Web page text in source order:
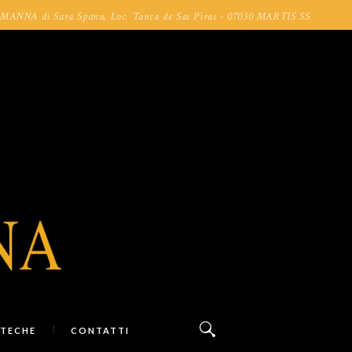
di Sara Spanu, Loc. Tanca de Sas Piras - 07030 MARTIS SS
CONTATTI